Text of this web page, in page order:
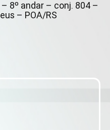
8º andar – conj. 804 –
– POA/RS